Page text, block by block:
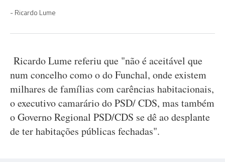
Ricardo Lume
Ricardo Lume referiu que "não é aceitável que
num concelho como o do Funchal, onde existem
milhares de famílias com carências habitacionais,
o executivo camarário do PSD/ CDS, mas também
o Governo Regional PSD/CDS se dê ao desplante
de ter habitações públicas fechadas".